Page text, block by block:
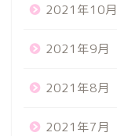
2021年10月
2021年9月
2021年8月
2021年7月